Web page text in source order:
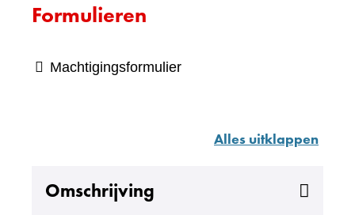
Formulieren
Machtigingsformulier
Alles uitklappen
Omschrijving
Uitklappen